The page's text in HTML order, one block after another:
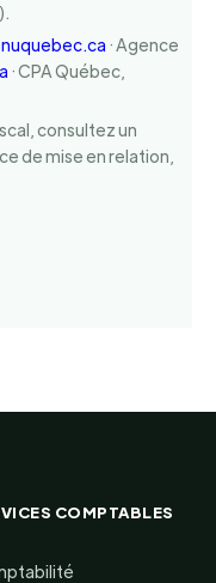
· Agence
· CPA Québec,
consultez un
de mise en relation,
COMPTABLES